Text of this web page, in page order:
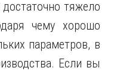
тяжело
чему хорошо
параметров, в
Если вы